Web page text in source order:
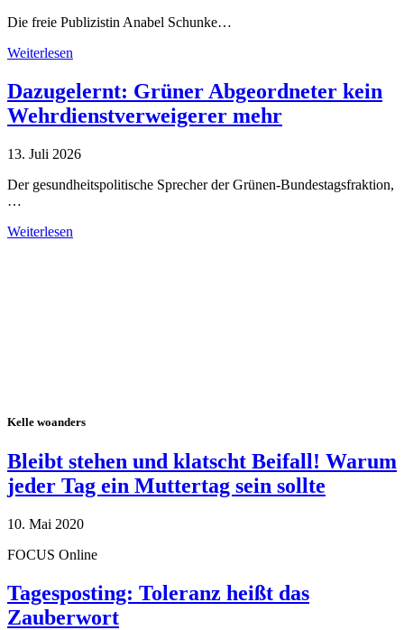
Die freie Publizistin Anabel Schunke…
Weiterlesen
Dazugelernt: Grüner Abgeordneter kein
Wehrdienstverweigerer mehr
13. Juli 2026
Der gesundheitspolitische Sprecher der Grünen-Bundestagsfraktion,
…
Weiterlesen
Kelle woanders
Bleibt stehen und klatscht Beifall! Warum
jeder Tag ein Muttertag sein sollte
10. Mai 2020
FOCUS Online
Tagesposting: Toleranz heißt das
Zauberwort